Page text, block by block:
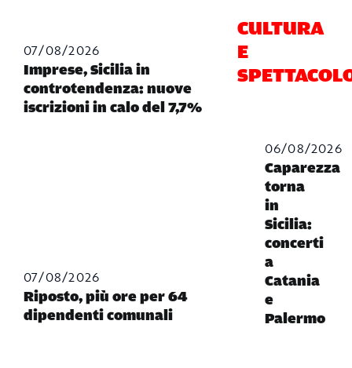
07/08/2026
Imprese, Sicilia in
controtendenza: nuove
iscrizioni in calo del 7,7%
07/08/2026
Riposto, più ore per 64
dipendenti comunali
CULTURA
E
06/08/2026
Caparezza
torna
in
Sicilia:
concerti
a
Catania
e
Palermo